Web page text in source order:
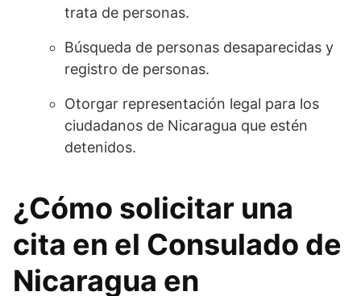
trata de personas.
Búsqueda de personas desaparecidas y
registro de personas.
Otorgar representación legal para los
ciudadanos de Nicaragua que estén
detenidos.
¿Cómo solicitar una
cita en el Consulado de
Nicaragua en